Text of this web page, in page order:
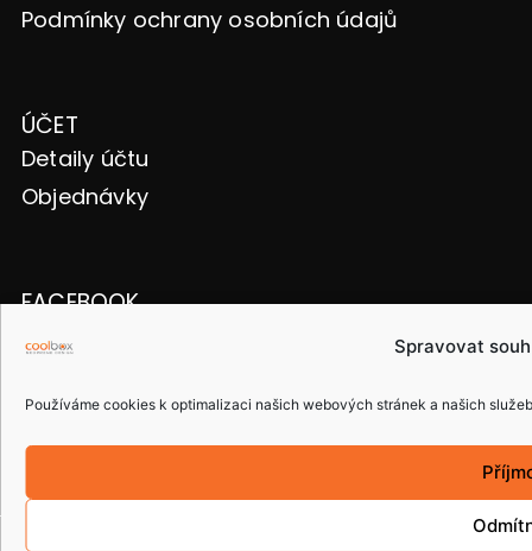
Spravovat
Používáme cookies k optimalizaci našich webových stránek a našich
Podmínky ochrany osobních údajů
ÚČET
Detaily účtu
Objednávky
FACEBOOK